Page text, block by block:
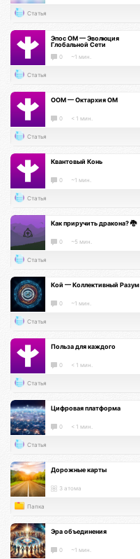
Статья
Эпос ОМ — Эволюция
Глобальной Сети
0 ~1 мин.
Статья
ООМ — Октархия ОМ
0 < 1 мин.
Статья
Квантовый Конь
0 ~1 мин.
Статья
Как приручить дракона? 🐉
0 ~5 мин.
Статья
Кой — Коллективный Разум
0 ~1 мин.
Статья
Польза для каждого
0 < 1 мин.
Статья
Цифровая платформа
0 < 1 мин.
Статья
Дорожные карты
3 атома
Папка
Эра объединения
0 ~1 мин.